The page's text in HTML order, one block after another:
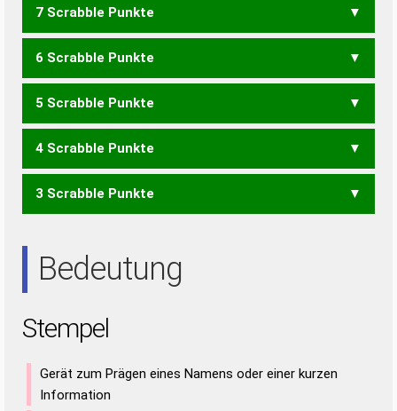
PESET PESTE SEPTE
7 Scrabble Punkte
LPS ESPE PESE PEST
6 Scrabble Punkte
PES PST EMSE METS
5 Scrabble Punkte
MET SEM ELSE ESEL
4 Scrabble Punkte
LEE LET ESTE TEES
3 Scrabble Punkte
Bedeutung
Stempel
Gerät zum Prägen eines Namens oder einer kurzen
Information